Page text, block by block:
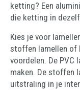
ketting? Een
die ketting in
Kies je voor
stoffen lamellen of
voordelen. De PVC
maken. De stoffen
uitstraling in je